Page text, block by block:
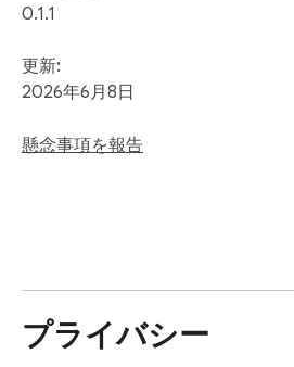
🌍 Learn real language, not
Wordy helps you learn how
Spanish
0.1.1
更新:
2026年6月8日
懸念事項を報告
プライバシー